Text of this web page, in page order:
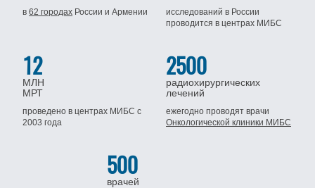
в62 городах Россиии Армении
исследований в России
проводится в центрах МИБС
12
МЛН
МРТ
проведено в центрах МИБСс
2003 года
2500
радиохирургических
лечений
ежегодно проводят врачи
Онкологической клиники МИБС
500
врачей